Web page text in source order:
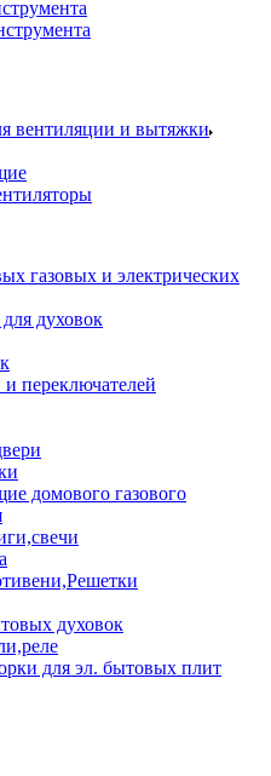
вентиляции и вытяжки
газовых и электрических
духовок
переключателей
домового газового
духовок
для эл. бытовых плит